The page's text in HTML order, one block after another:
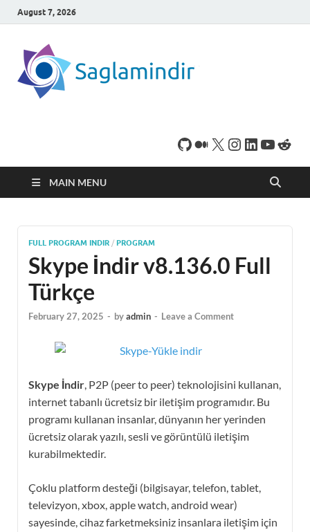
August 7, 2026
indirebileceğiniz sade
bir indirme sitesidir.
MAIN MENU
FULL PROGRAM INDIR / PROGRAM
Skype İndir v8.136.0 Full
Türkçe
February 27, 2025 - byadmin - Leave a Comment
Skype İndir, P2P (peer to peer) teknolojisini kullanan,
internet tabanlı ücretsiz bir iletişim programıdır. Bu
programı kullanan insanlar, dünyanın her yerinden
ücretsiz olarak yazılı, sesli ve görüntülü iletişim
kurabilmektedir.
Çoklu platform desteği (bilgisayar, telefon, tablet,
televizyon, xbox, apple watch, android wear)
sayesinde, cihaz farketmeksiniz insanlara iletişim için